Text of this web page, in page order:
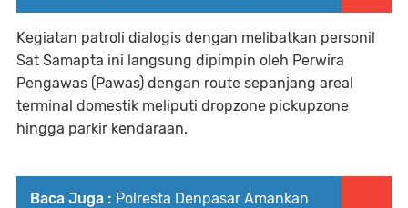
Kegiatan patroli dialogis dengan melibatkan personil
Sat Samapta ini langsung dipimpin oleh Perwira
Pengawas (Pawas) dengan route sepanjang areal
terminal domestik meliputi dropzone pickupzone
hingga parkir kendaraan.
Baca Juga : Polresta Denpasar Amankan